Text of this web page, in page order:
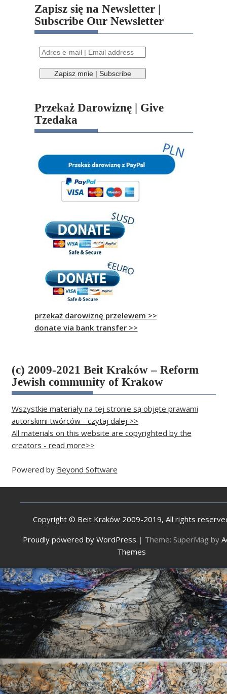
Zapisz się na Newsletter |
Subscribe Our Newsletter
Przekaż Darowiznę | Give
Tzedaka
przekaż darowiznę przelewem >>
donate via bank transfer >>
(c) 2009-2021 Beit Kraków – Reform
Jewish community of Krakow
Wszystkie materiały na tej stronie są objęte prawami
autorskimi twórców - czytaj dalej >>
All materials on this website are copyrighted by the
creators - read more>>
Powered by Beyond Software
Copyright © Beit Kraków 2009-2019, All rights
Proudly powered by WordPress | Theme: SuperMag by
Themes